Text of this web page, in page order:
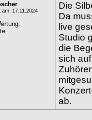
am: 17.11.2024
:
Die
Da
live
Studio
die
sich
ab.